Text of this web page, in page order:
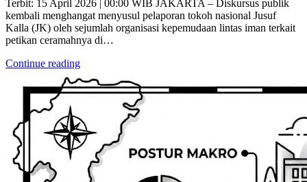
Terbit: 15 April 2026 | 00:00 WIB JAKARTA – Diskursus publik
kembali menghangat menyusul pelaporan tokoh nasional Jusuf
Kalla (JK) oleh sejumlah organisasi kepemudaan lintas iman terkait
petikan ceramahnya di…
Continue reading